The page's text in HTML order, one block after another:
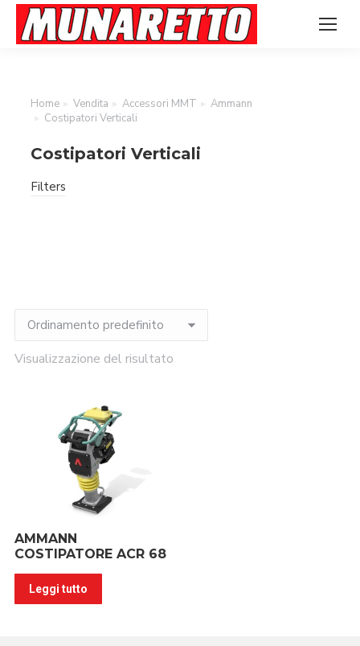
Costipatori Verticali
Filters
Tu sei qui:
Home Vendita Accessori MMT
Ammann
Costipatori Verticali
Visualizzazione del risultato
AMMANN
COSTIPATORE ACR 68
Leggi tutto